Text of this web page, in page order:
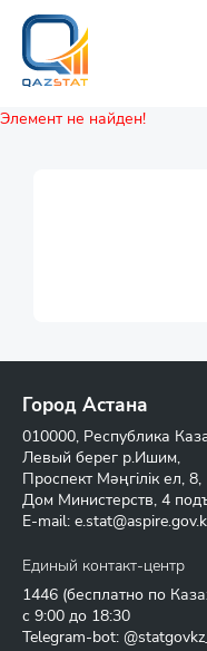
Элемент не найден!
Город Астана
010000, Республика
Левый берег р.Ишим,
Проспект Мәңгілік ел, 8,
Дом Министерств, 4
E-mail:
Единый контакт-центр
1446 (бесплатно по
с 9:00 до 18:30
Telegram-bot: